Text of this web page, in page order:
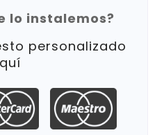
lo instalemos?
personalizado